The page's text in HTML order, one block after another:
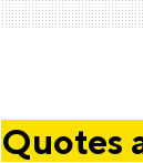
Quotes